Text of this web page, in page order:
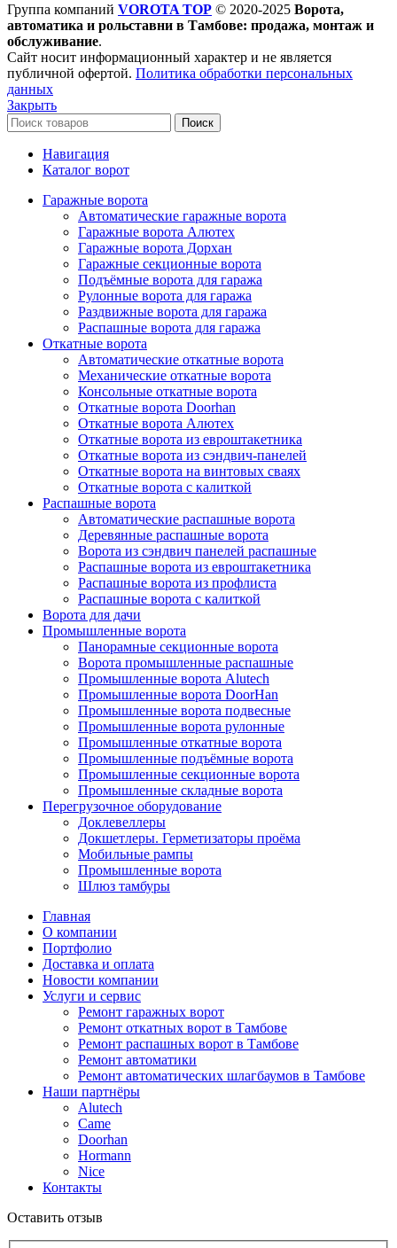
Группа компаний VOROTA TOP © 2020-2025 Ворота,
автоматика и рольставни в Тамбове: продажа, монтаж и
обслуживание.
Сайт носит информационный характер и не является
публичной офертой. Политика обработки персональных
данных
Закрыть
Поиск
Навигация
Каталог ворот
Гаражные ворота
Автоматические гаражные ворота
Гаражные ворота Алютех
Гаражные ворота Дорхан
Гаражные секционные ворота
Подъёмные ворота для гаража
Рулонные ворота для гаража
Раздвижные ворота для гаража
Распашные ворота для гаража
Откатные ворота
Автоматические откатные ворота
Механические откатные ворота
Консольные откатные ворота
Откатные ворота Doorhan
Откатные ворота Алютех
Откатные ворота из евроштакетника
Откатные ворота из сэндвич-панелей
Откатные ворота на винтовых сваях
Откатные ворота с калиткой
Распашные ворота
Автоматические распашные ворота
Деревянные распашные ворота
Ворота из сэндвич панелей распашные
Распашные ворота из евроштакетника
Распашные ворота из профлиста
Распашные ворота с калиткой
Ворота для дачи
Промышленные ворота
Панорамные секционные ворота
Ворота промышленные распашные
Промышленные ворота Alutech
Промышленные ворота DoorHan
Промышленные ворота подвесные
Промышленные ворота рулонные
Промышленные откатные ворота
Промышленные подъёмные ворота
Промышленные секционные ворота
Промышленные складные ворота
Перегрузочное оборудование
Доклевеллеры
Докшетлеры. Герметизаторы проёма
Мобильные рампы
Промышленные ворота
Шлюз тамбуры
Главная
О компании
Портфолио
Доставка и оплата
Новости компании
Услуги и сервис
Ремонт гаражных ворот
Ремонт откатных ворот в Тамбове
Ремонт распашных ворот в Тамбове
Ремонт автоматики
Ремонт автоматических шлагбаумов в Тамбове
Наши партнёры
Alutech
Came
Doorhan
Hormann
Nice
Контакты
Оставить отзыв